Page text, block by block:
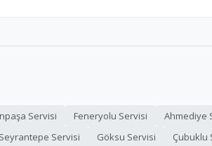
Servisi Feneryolu Servisi Ahmediye
Seyrantepe Servisi Göksu Servisi Çubuklu